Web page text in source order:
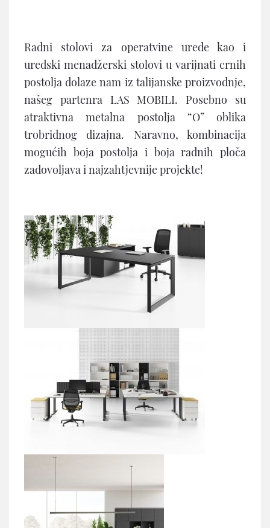
Radni stolovi za operatvine urede kao i
uredski menadžerski stolovi u varijnati crnih
postolja dolaze nam iz talijanske proizvodnje,
našeg partenra LAS MOBILI. Posebno su
atraktivna metalna postolja “O” oblika
trobridnog dizajna. Naravno, kombinacija
mogućih boja postolja i boja radnih ploča
zadovoljava i najzahtjevnije projekte!